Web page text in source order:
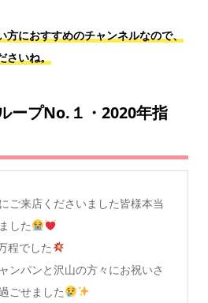
方におすすめのチャンネルなので、
さいね。
ープNo.１・2020年指
ご来店くださいました皆様本当
した
程でした
ンパンと沢山の方々にお祝いさ
ごせました